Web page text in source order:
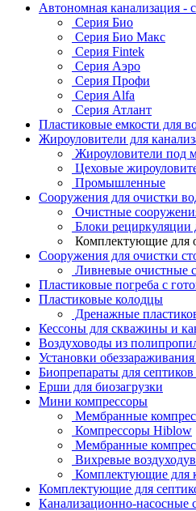
Автономная канализация -
Серия Био
Серия Био Макс
Серия Fintek
Серия Аэро
Серия Профи
Серия Alfa
Серия Атлант
Пластиковые емкости для
Жироуловители для
Жироуловители под
Цеховые
Промышленные
Сооружения для очистки
Очистные
Блоки
Комплектующие для
Сооружения для очистки
Ливневые
Пластиковые погреба с
Пластиковые колодцы
Дренажные
Кессоны для скважины и
Воздуховоды из
Установки
Биопрепараты для
Ерши для биозагрузки
Мини компрессоры
Мембранные
Компрессоры Hiblow
Мембранные
Вихревые
Комплектующие для
Комплектующие для
Канализационно-насосные